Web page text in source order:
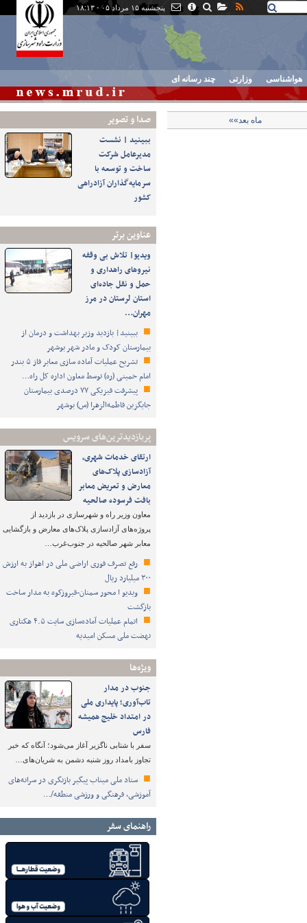
پنجشنبه ۱۵ مرداد ۰۵ - ۱۸:۱۳
هواشناسی وزارتی چند رسانه ای
صدا و تصوير
ببینید | نشست
مدیرعامل شرکت
ساخت و توسعه با
سرمایه‌گذاران آزادراهی
کشور
عناوین برتر
ویدیو| تلاش بی وقفه
نیروهای راهداری و
حمل و نقل جاده‌ای
استان لرستان در مرز
مهران…
ببینید| بازدید وزیر بهداشت و درمان از
بیمارستان کودک و مادر شهر بوشهر
تشریح عملیات آماده سازی معابر فاز ۵ بندر
امام خمینی (ره) توسط معاون اداره کل راه…
پیشرفت فیزیکی ۷۷ درصدی بیمارستان
جایگزین فاطمه‌الزهرا (س) بوشهر
پربازدیدترین‌های سرویس
ارتقای خدمات شهری،
آزادسازی پلاک‌های
معارض و تعریض معابر
بافت فرسوده صالحیه
معاون وزیر راه و شهرسازی در بازدید از
پروژه‌های آزادسازی پلاک‌های معارض و بازگشایی
معابر شهر صالحیه در جنوب‌غرب…
رفع تصرف فوری اراضی ملی در اهواز به ارزش
۳۰۰ میلیارد ریال
ویدیو ا محور سمنان-فیروزکوه به مدار ساخت
بازگشت
اتمام عملیات آماده‌سازی سایت ۴.۵ هکتاری
نهضت ملی مسکن امیدیه
ویژه‌ها
جنوب در مدار
تاب‌آوری؛ پایداری ملی
در امتداد خلیج همیشه
فارس
سفر با شتابی ناگزیر آغاز می‌شود؛ آنگاه که خبر
تجاوز بامداد روز شنبه دشمن به شریان‌های…
ستاد ملی میناب پیگیر بازنگری در سرانه‌های
آموزشی، فرهنگی و ورزشی منطقه/…
راهنمای سفر
ماه بعد»»